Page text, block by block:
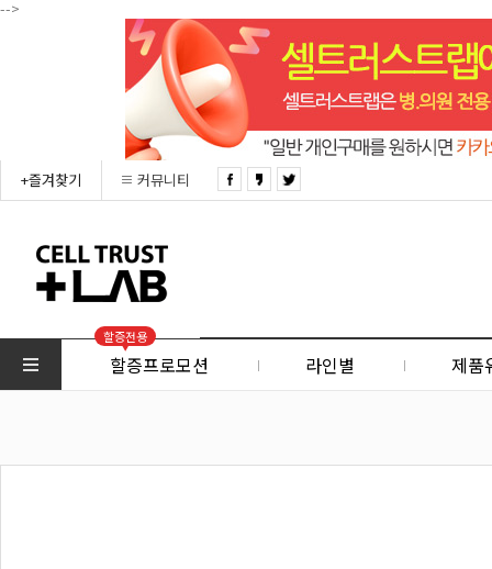
-->
+즐겨찾기 커뮤니티
할증전용
할증프로모션 라인별 제품